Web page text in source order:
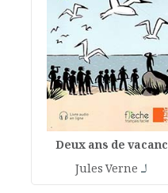
Deux ans de vacanc
لـ Jules Verne